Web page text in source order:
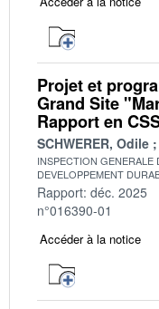
Projet et
Grand Site
Rapport en
SCHWERER, Odile
INSPECTION GENERALE
DEVELOPPEMENT
Rapport: déc. 2025
n°016390-01
Accéder à la notice